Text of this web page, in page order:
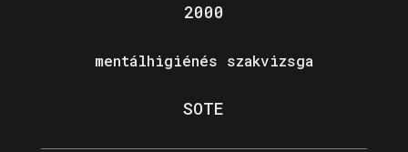
2000
mentálhigiénés szakvizsga
SOTE